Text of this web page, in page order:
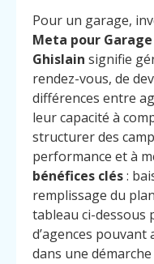
Pour un garage,
Meta pour
Ghislain signifie
rendez-vous, de
différences entre
leur capacité à
structurer des
performance et à
bénéfices clés:
remplissage du
tableau ci-dessous
d’agences
dans une